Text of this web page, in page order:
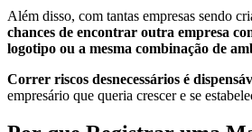
Além disso, com tantas empresas sendo
chances de encontrar outra empresa
logotipo ou a mesma combinação de
Correr riscos desnecessários é
empresário que queria crescer e se